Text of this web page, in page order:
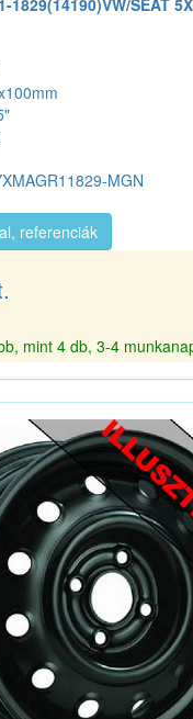
1829(14190)VW/SEAT
MGN
referenciák
mint 4 db, 3-4